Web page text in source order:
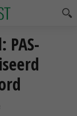
PAS-